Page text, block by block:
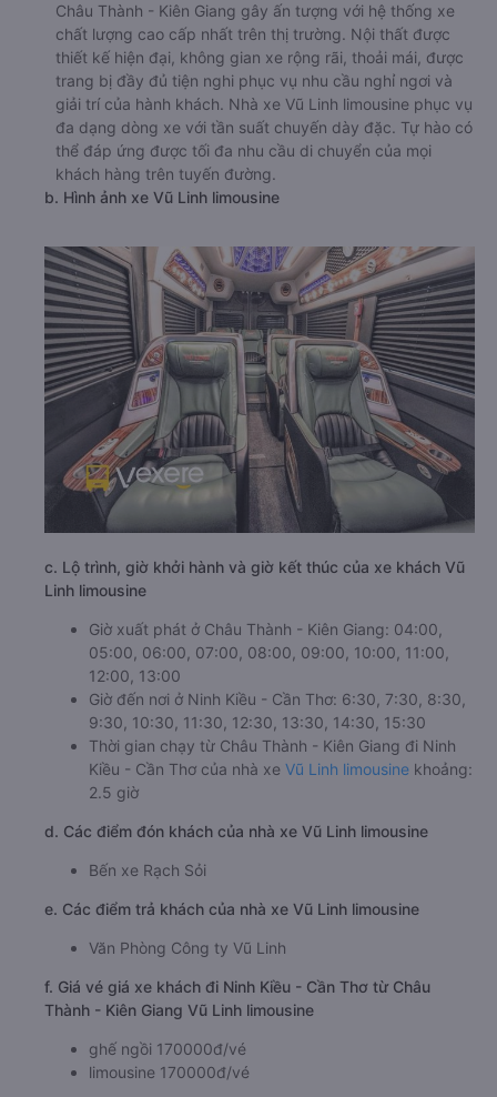
Châu Thành - Kiên Giang gây ấn tượng với hệ thống xe
chất lượng cao cấp nhất trên thị trường. Nội thất được
thiết kế hiện đại, không gian xe rộng rãi, thoải mái, được
trang bị đầy đủ tiện nghi phục vụ nhu cầu nghỉ ngơi và
giải trí của hành khách. Nhà xe Vũ Linh limousine phục vụ
đa dạng dòng xe với tần suất chuyến dày đặc. Tự hào có
thể đáp ứng được tối đa nhu cầu di chuyển của mọi
khách hàng trên tuyến đường.
b. Hình ảnh xe Vũ Linh limousine
c. Lộ trình, giờ khởi hành và giờ kết thúc của xe khách Vũ
Linh limousine
Giờ xuất phát ở Châu Thành - Kiên Giang: 04:00,
05:00, 06:00, 07:00, 08:00, 09:00, 10:00, 11:00,
12:00, 13:00
Giờ đến nơi ở Ninh Kiều - Cần Thơ: 6:30, 7:30, 8:30,
9:30, 10:30, 11:30, 12:30, 13:30, 14:30, 15:30
Thời gian chạy từ Châu Thành - Kiên Giang đi Ninh
Kiều - Cần Thơ của nhà xe Vũ Linh limousine khoảng:
2.5 giờ
d. Các điểm đón khách của nhà xe Vũ Linh limousine
Bến xe Rạch Sỏi
e. Các điểm trả khách của nhà xe Vũ Linh limousine
Văn Phòng Công ty Vũ Linh
f. Giá vé giá xe khách đi Ninh Kiều - Cần Thơ từ Châu
Thành - Kiên Giang Vũ Linh limousine
ghế ngồi 170000đ/vé
limousine 170000đ/vé